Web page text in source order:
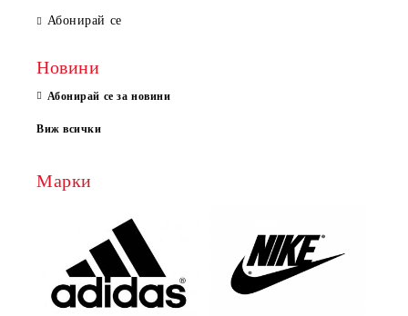
Абонирай се
Новини
Абонирай се за новини
Виж всички
Марки